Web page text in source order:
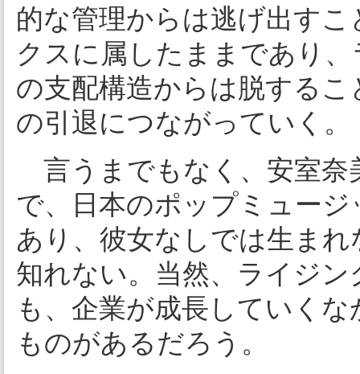
的な管理からは逃げ出す
クスに属したままであり
の支配構造からは脱する
の引退につながっていく。
言うまでもなく、安室奈
で、日本のポップミュー
あり、彼女なしでは生ま
知れない。当然、ライジ
も、企業が成長していく
ものがあるだろう。